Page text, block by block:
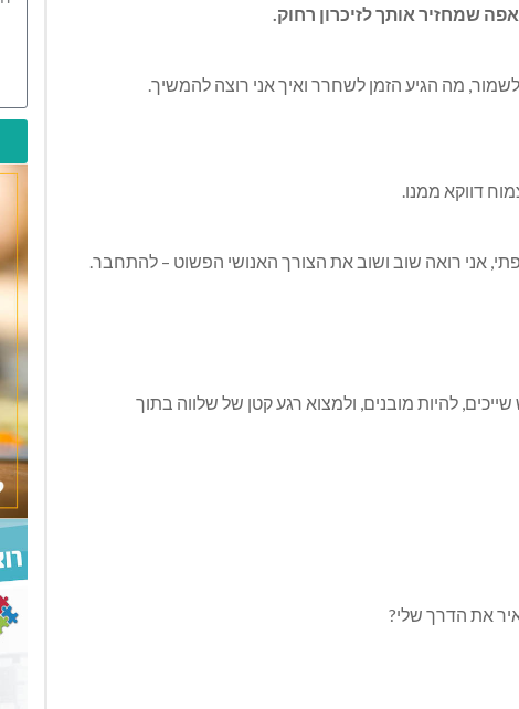
שמחזיר אותך לזיכרון רחוק.
מה הגיע הזמן לשחרר ואיך אני רוצה להמשיך.
דווקא ממנו.
אני רואה שוב ושוב את הצורך האנושי הפשוט – להתחבר.
להיות מובנים, ולמצוא רגע קטן של שלווה בתוך
את הדרך שלי?